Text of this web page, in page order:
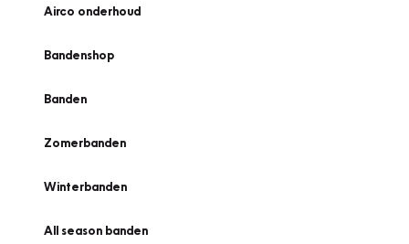
Airco onderhoud
Bandenshop
Banden
Zomerbanden
Winterbanden
All season banden